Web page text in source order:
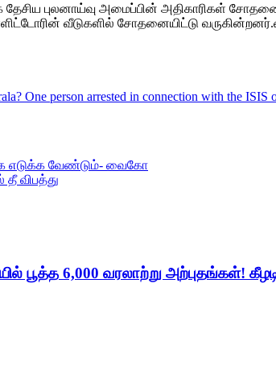
புலனாய்வு அமைப்பின் அதிகாரிகள் சோதனை
வீடுகளில் சோதனையிட்டு
One person arrested in connection with the ISIS
எடுக்க வேண்டும்- வைகோ
தீ விபத்து
பூத்த 6,000 வரலாற்று அற்புதங்கள்!